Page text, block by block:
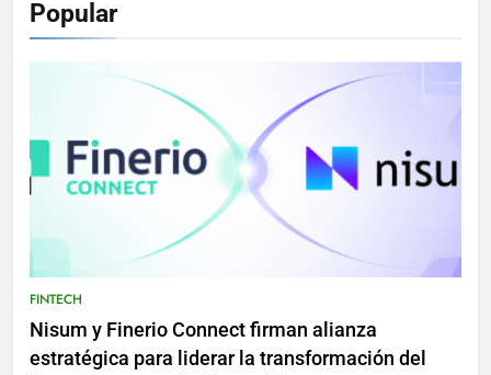
Popular
FINTECH
Nisum y Finerio Connect firman alianza
estratégica para liderar la transformación del